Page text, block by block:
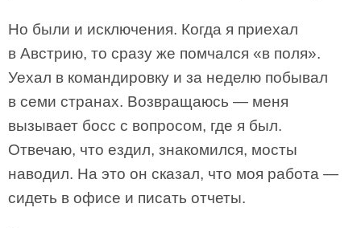
Но были и исключения. Когда я приехал
в Австрию, то сразу же помчался «в поля».
Уехал в командировку и за неделю побывал
в семи странах. Возвращаюсь — меня
вызывает босс с вопросом, где я был.
Отвечаю, что ездил, знакомился, мосты
наводил. На это он сказал, что моя работа —
сидеть в офисе и писать отчеты.